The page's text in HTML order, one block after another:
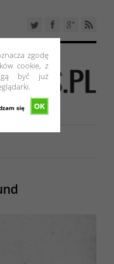
zgodę
cookie, z
być już
OK
się